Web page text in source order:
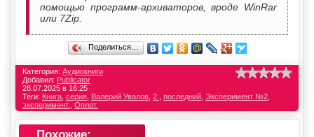
помощью программ-архиваторов, вроде WinRar
или 7Zip.
Поделиться…
Категория: Аудиокниги
Добавил: Publicator
28.07.2025 в 16:25
Теги: Книга серия Валерий Увалов 2. последний Эксперимент №2
эксперимент.
Оплот.